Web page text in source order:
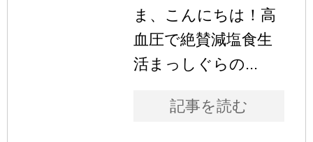
ま、こんにちは！高
血圧で絶賛減塩食生
活まっしぐらの...
記事を読む